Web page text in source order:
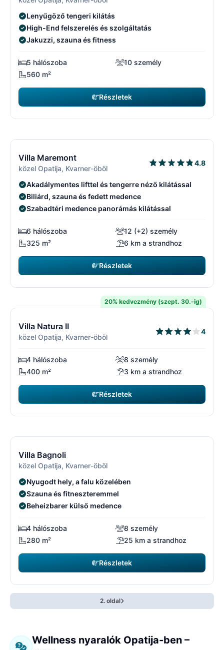
Lenyűgöző tengeri kilátás
High-End felszerelés és szolgáltatás
Jakuzzi, szauna és fitness
5 hálószoba
10 személy
560 m²
Részletek
Villa Maremont
közel Opatija, Kvarner-öböl
4.8
Akadálymentes lifttel és tengerre néző kilátással
Biliárd, szauna és fedett medence
Szabadtéri medence panorámás kilátással
6 hálószoba
12 (+2) személy
325 m²
6 km a strandhoz
Részletek
20% kedvezmény (szept. 30.-ig)
Villa Natura II
közel Opatija, Kvarner-öböl
4
4 hálószoba
8 személy
400 m²
3 km a strandhoz
Részletek
Villa Bagnoli
közel Opatija, Kvarner-öböl
Nyugodt hely, a falu közelében
Szauna és fitneszteremmel
Beheizbarer külső medence
4 hálószoba
8 személy
280 m²
25 km a strandhoz
Részletek
2. oldal
Wellness nyaralók Opatija-ben –